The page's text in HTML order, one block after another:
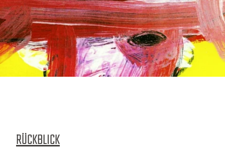
RÜCKBLICK